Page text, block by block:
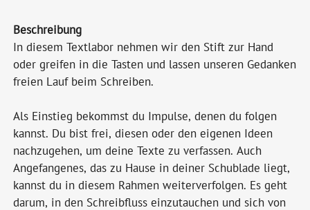
Beschreibung
In diesem Textlabor nehmen wir den Stift zur Hand
oder greifen in die Tasten und lassen unseren Gedanken
freien Lauf beim Schreiben.
Als Einstieg bekommst du Impulse, denen du folgen
kannst. Du bist frei, diesen oder den eigenen Ideen
nachzugehen, um deine Texte zu verfassen. Auch
Angefangenes, das zu Hause in deiner Schublade liegt,
kannst du in diesem Rahmen weiterverfolgen. Es geht
darum, in den Schreibfluss einzutauchen und sich von